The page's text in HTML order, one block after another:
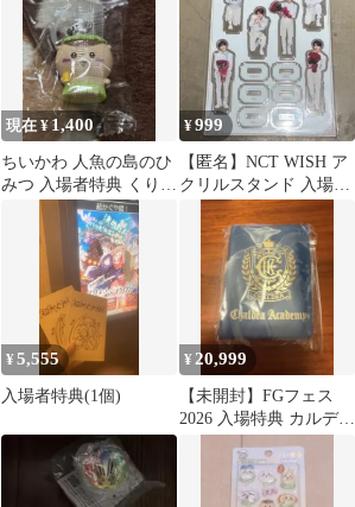
現在 ¥1,400
ちいかわ 人魚の島のひ
みつ 入場者特典 くりま
んじゅう
¥999
【匿名】NCT WISH ア
クリルスタンド 入場特
¥5,555
入場者特典(1個)
¥20,999
【未開封】FGフェス
2026 入場特典 カルデア
全セット